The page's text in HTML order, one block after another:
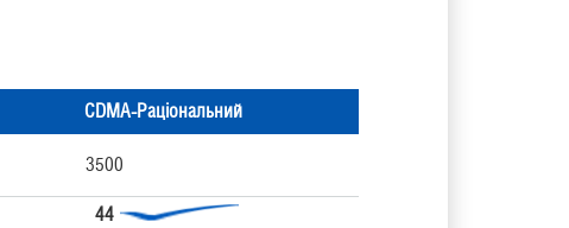
CDMA-Раціональний
3500
44